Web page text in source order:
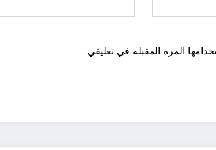
المرة المقبلة في تعليقي.